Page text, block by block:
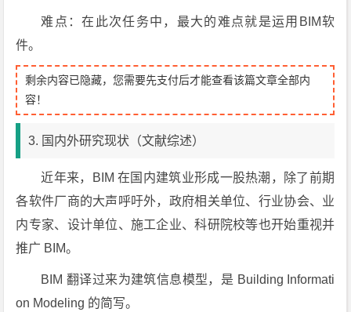
难点：在此次任务中，最大的难点就是运用BIM软
件。
剩余内容已隐藏，您需要先支付后才能查看该篇文章全部内
容！
3. 国内外研究现状（文献综述）
近年来，BIM 在国内建筑业形成一股热潮，除了前期
各软件厂商的大声呼吁外，政府相关单位、行业协会、业
内专家、设计单位、施工企业、科研院校等也开始重视并
推广 BIM。
BIM 翻译过来为建筑信息模型，是 Building Informati
on Modeling 的简写。